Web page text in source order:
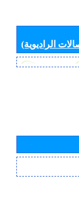
الراديوية)